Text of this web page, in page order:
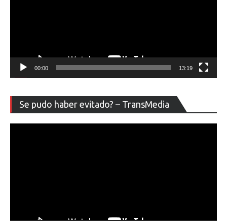
00:00 13:19
Se pudo haber evitado? – TransMedia
de